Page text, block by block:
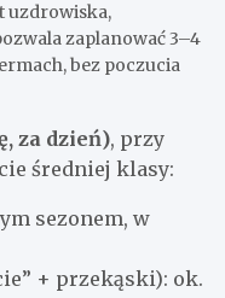
uzdrowiska,
zaplanować 3–4
bez poczucia
za dzień), przy
średniej klasy:
sezonem, w
+ przekąski): ok.